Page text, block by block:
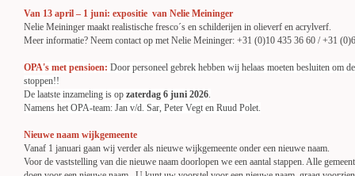
Van 13 april – 1 juni: expositie van Nelie Meininger
Nelie Meininger maakt realistische fresco´s en schilderijen in olieverf en acrylverf.
Meer informatie? Neem contact op met Nelie Meininger: +31 (0)10 435 36 60 / +31
OPA's met pensioen: Door personeel gebrek hebben wij helaas moeten besluiten om
stoppen!!
De laatste inzameling is op zaterdag 6 juni 2026.
Namens het OPA-team: Jan v/d. Sar, Peter Vegt en Ruud Polet.
Nieuwe naam wijkgemeente
Vanaf 1 januari gaan wij verder als nieuwe wijkgemeente onder een nieuwe naam.
Voor de vaststelling van die nieuwe naam doorlopen we een aantal stappen. Alle